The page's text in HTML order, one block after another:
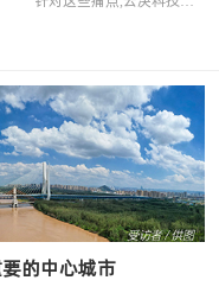
的中心城市